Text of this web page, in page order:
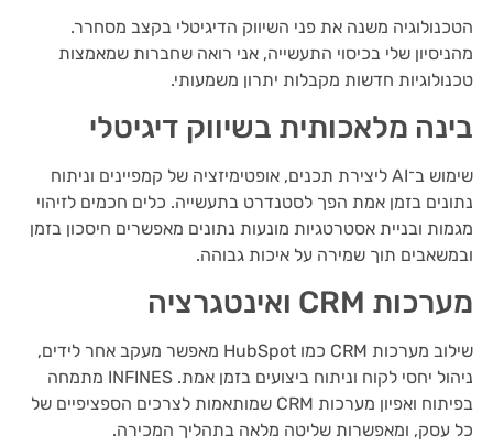
הטכנולוגיה משנה את פני השיווק הדיגיטלי בקצב מסחרר.
מהניסיון שלי בכיסוי התעשייה, אני רואה שחברות שמאמצות
טכנולוגיות חדשות מקבלות יתרון משמעותי.
בינה מלאכותית בשיווק דיגיטלי
שימוש ב־AI ליצירת תכנים, אופטימיזציה של קמפיינים וניתוח
נתונים בזמן אמת הפך לסטנדרט בתעשייה. כלים חכמים לזיהוי
מגמות ובניית אסטרטגיות מונעות נתונים מאפשרים חיסכון בזמן
ובמשאבים תוך שמירה על איכות גבוהה.
מערכות CRM ואינטגרציה
שילוב מערכות CRM כמו HubSpot מאפשר מעקב אחר לידים,
ניהול יחסי לקוח וניתוח ביצועים בזמן אמת. INFINES מתמחה
בפיתוח ואפיון מערכות CRM שמותאמות לצרכים הספציפיים של
כל עסק, ומאפשרות שליטה מלאה בתהליך המכירה.